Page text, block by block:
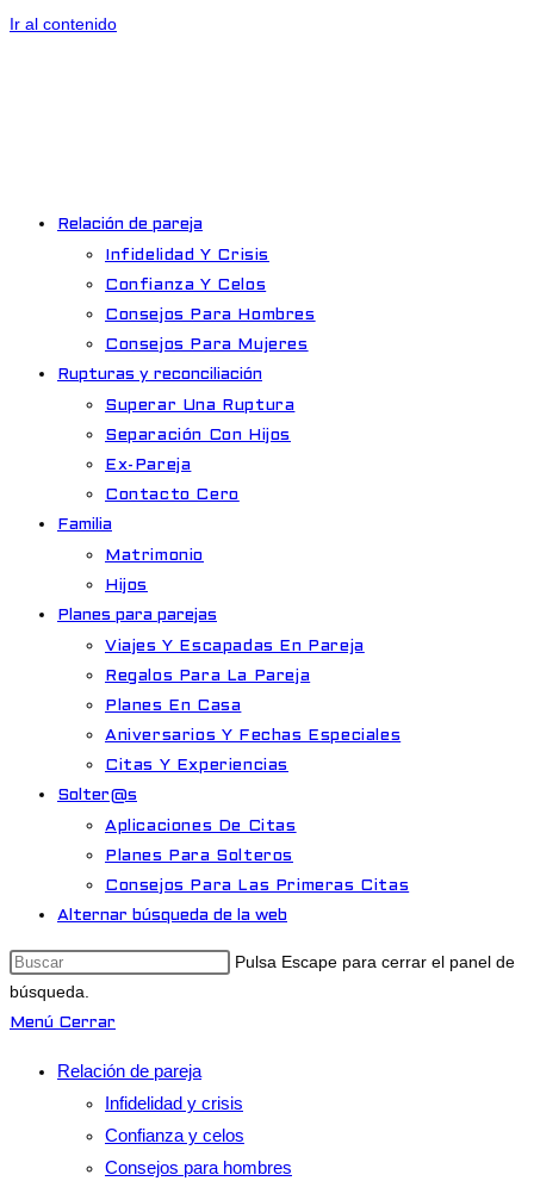
Ir al contenido
Relación de pareja
Infidelidad Y Crisis
Confianza Y Celos
Consejos Para Hombres
Consejos Para Mujeres
Rupturas y reconciliación
Superar Una Ruptura
Separación Con Hijos
Ex-Pareja
Contacto Cero
Familia
Matrimonio
Hijos
Planes para parejas
Viajes Y Escapadas En Pareja
Regalos Para La Pareja
Planes En Casa
Aniversarios Y Fechas Especiales
Citas Y Experiencias
Solter@s
Aplicaciones De Citas
Planes Para Solteros
Consejos Para Las Primeras Citas
Alternar búsqueda de la web
Pulsa Escape para cerrar el panel de
búsqueda.
Menú Cerrar
Relación de pareja
Infidelidad y crisis
Confianza y celos
Consejos para hombres